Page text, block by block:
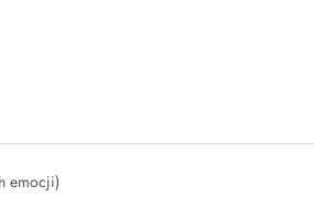
emocji)